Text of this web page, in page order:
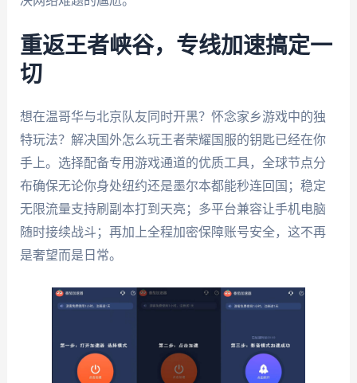
重返王者峡谷，专线加速搞定一
切
想在温哥华与北京队友同时开黑？怀念家乡游戏中的独
特玩法？解决国外怎么玩王者荣耀国服的钥匙已经在你
手上。选择配备专用游戏通道的优质工具，全球节点分
布确保无论你身处纽约还是墨尔本都能秒连回国；稳定
无限流量支持刷副本打到天亮；多平台兼容让手机电脑
随时接续战斗；再加上全程加密保障账号安全，这不再
是奢望而是日常。